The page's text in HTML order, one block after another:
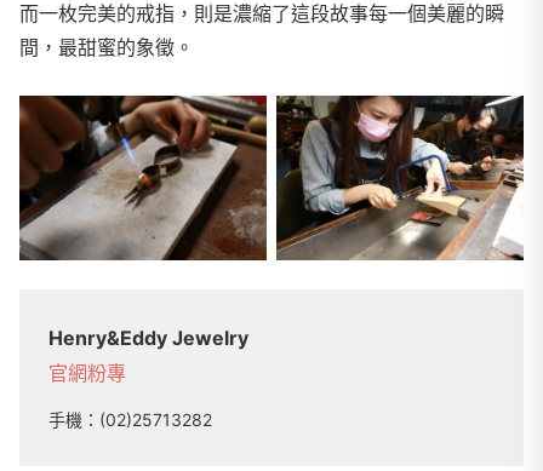
而一枚完美的戒指，則是濃縮了這段故事每一個美麗的瞬
間，最甜蜜的象徵。
Henry&Eddy Jewelry
官網粉專
手機： (02)25713282